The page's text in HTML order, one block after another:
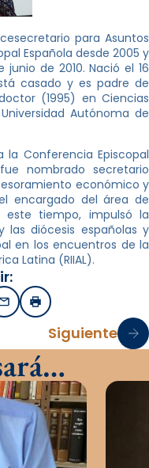
para Asuntos
Española desde 2005 y
de 2010. Nació el 16
casado y es padre de
(1995) en Ciencias
Autónoma de
Conferencia Episcopal
nombrado secretario
económico y
encargado del área de
este tiempo, impulsó la
las diócesis españolas y
en los encuentros de la
Latina (RIIAL).
EmailImprimir
Siguiente